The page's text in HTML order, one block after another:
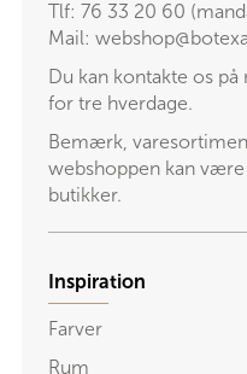
Tlf: 76 33 20 60
Mail:
Du kan kontakte os
for tre hverdage.
Bemærk,
webshoppen kan være
butikker.
Inspiration
Farver
Rum